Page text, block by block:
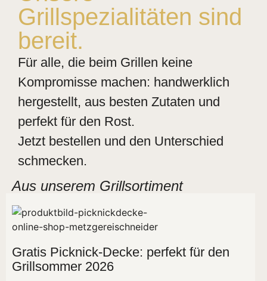
Grillspezialitäten sind
bereit.
Für alle, die beim Grillen keine
Kompromisse machen: handwerklich
hergestellt, aus besten Zutaten und
perfekt für den Rost.
Jetzt bestellen und den Unterschied
schmecken.
Aus unserem Grillsortiment
Gratis Picknick-Decke: perfekt für den
Grillsommer 2026